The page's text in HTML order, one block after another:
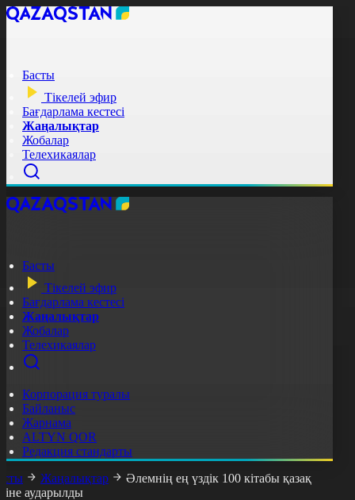
Басты
Тікелей эфир
Бағдарлама кестесі
Жаңалықтар
Жобалар
Телехикаялар
Басты
Тікелей эфир
Бағдарлама кестесі
Жаңалықтар
Жобалар
Телехикаялар
Корпорация туралы
Байланыс
Жарнама
ALTYN QOR
Редакция стандарты
Жаңалықтар
Әлемнің ең үздік 100 кітабы қазақ
аударылды